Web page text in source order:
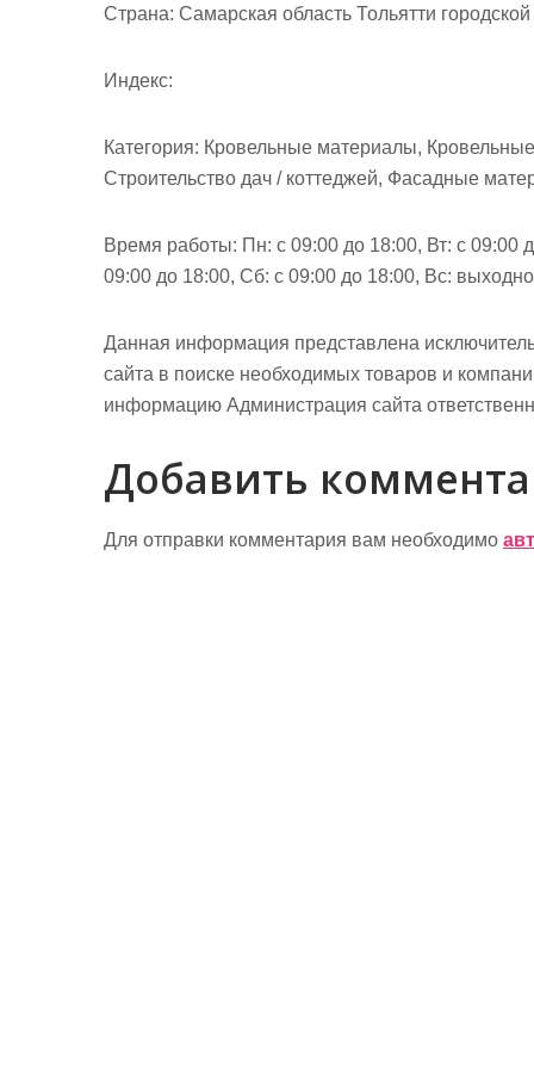
Страна: Самарская область Тольятти городской
Индекс:
Категория: Кровельные материалы,
Строительство дач / коттеджей, Фасадные
Время работы: Пн: с 09:00 до 18:00, Вт: с 09:00
09:00 до 18:00, Сб: с 09:00 до 18:00, Вс:
Данная информация представлена
сайта в поиске необходимых товаров и
информацию Администрация сайта
Добавить
Для отправки комментария вам необходимо